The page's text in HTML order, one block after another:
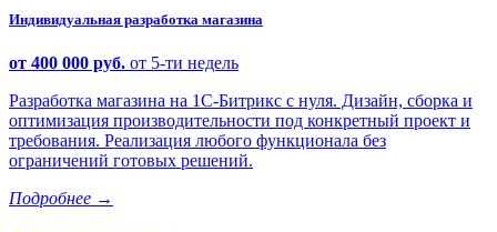
Индивидуальная разработка магазина
от 400 000 руб. от 5-ти недель
Разработка магазина на 1С-Битрикс с нуля. Дизайн, сборка и
оптимизация производительности под конкретный проект и
требования. Реализация любого функционала без
ограничений готовых решений.
Подробнее →